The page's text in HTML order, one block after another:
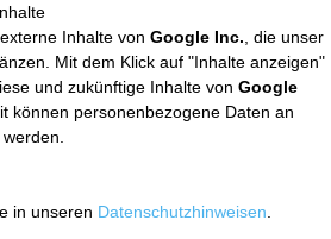
Inhalte von Google Inc. , die unser
Mit dem Klick auf "Inhalte anzeigen"
und zukünftige Inhalte von Google
können personenbezogene Daten an
in unseren Datenschutzhinweisen